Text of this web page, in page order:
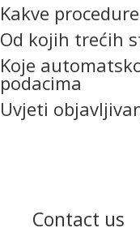
Kakve
Od kojih trećih
Koje
podacima
Uvjeti
Contact us